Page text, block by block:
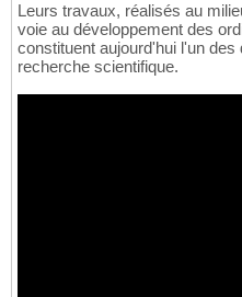
Leurs travaux, réalisés au
voie au développement des
constituent aujourd'hui l'un
recherche scientifique.